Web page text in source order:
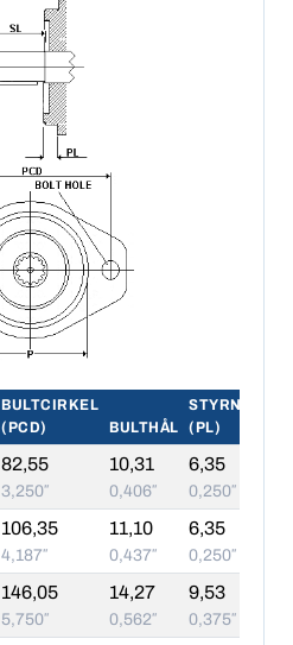
BULTCIRKEL
(PCD)
BULTHÅL
STYRNING
(PL)
82,55
3,250″
10,31
0,406″
6,35
0,250″
106,35
4,187″
11,10
0,437″
6,35
0,250″
146,05
5,750″
14,27
0,562″
9,53
0,375″